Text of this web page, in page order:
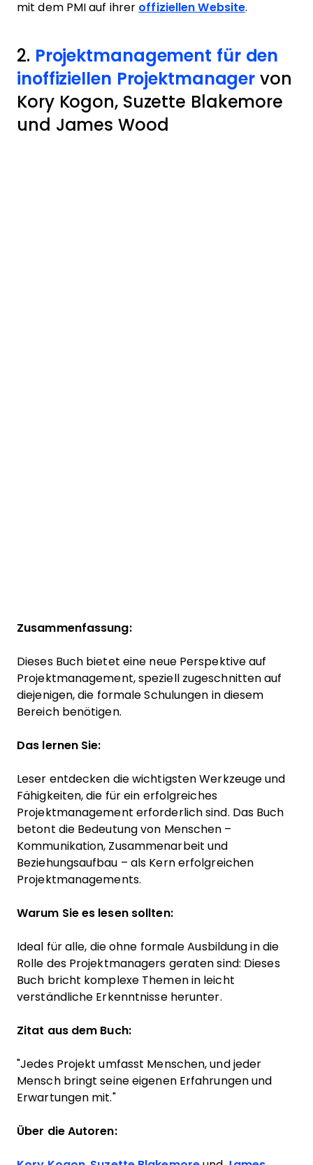
mit dem PMI auf ihrer offiziellen Website.
2. Projektmanagement für den
inoffiziellen Projektmanager von
Kory Kogon, Suzette Blakemore
und James Wood
Zusammenfassung:
Dieses Buch bietet eine neue Perspektive auf
Projektmanagement, speziell zugeschnitten auf
diejenigen, die formale Schulungen in diesem
Bereich benötigen.
Das lernen Sie:
Leser entdecken die wichtigsten Werkzeuge und
Fähigkeiten, die für ein erfolgreiches
Projektmanagement erforderlich sind. Das Buch
betont die Bedeutung von Menschen –
Kommunikation, Zusammenarbeit und
Beziehungsaufbau – als Kern erfolgreichen
Projektmanagements.
Warum Sie es lesen sollten:
Ideal für alle, die ohne formale Ausbildung in die
Rolle des Projektmanagers geraten sind: Dieses
Buch bricht komplexe Themen in leicht
verständliche Erkenntnisse herunter.
Zitat aus dem Buch:
"Jedes Projekt umfasst Menschen, und jeder
Mensch bringt seine eigenen Erfahrungen und
Erwartungen mit."
Über die Autoren: